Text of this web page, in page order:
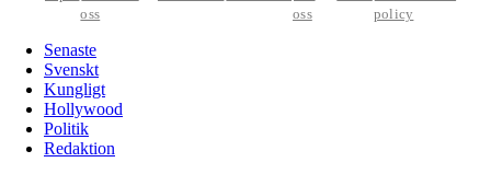
oss
oss
policy
Senaste
Svenskt
Kungligt
Hollywood
Politik
Redaktion